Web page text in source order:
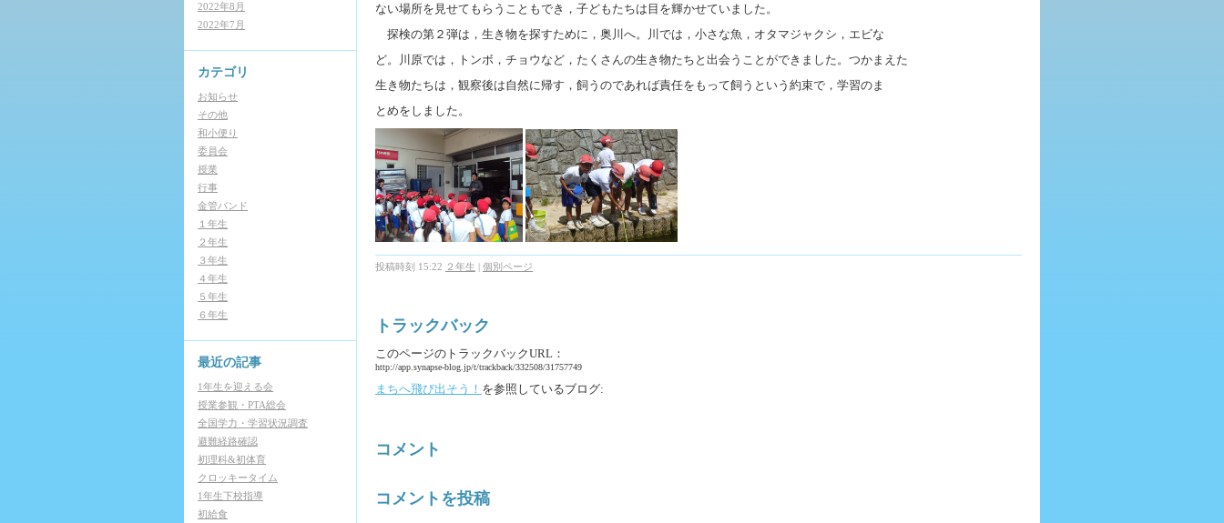
2022年8月
2022年7月
カテゴリ
お知らせ
その他
和小便り
委員会
授業
行事
金管バンド
１年生
２年生
３年生
４年生
５年生
６年生
最近の記事
1年生を迎える会
授業参観・PTA総会
全国学力・学習状況調査
避難経路確認
初理科&初体育
クロッキータイム
1年生下校指導
初給食
ない場所を見せてもらうこともでき，子どもたちは目を輝かせていました。
探検の第２弾は，生き物を探すために，奥川へ。川では，小さな魚，オタマジャクシ，エビな
ど。川原では，トンボ，チョウなど，たくさんの生き物たちと出会うことができました。つかまえた
生き物たちは，観察後は自然に帰す，飼うのであれば責任をもって飼うという約束で，学習のま
とめをしました。
投稿時刻 15:22 ２年生 | 個別ページ
トラックバック
このページのトラックバックURL：
http://app.synapse-blog.jp/t/trackback/332508/31757749
まちへ飛び出そう！ を参照しているブログ:
コメント
コメントを投稿